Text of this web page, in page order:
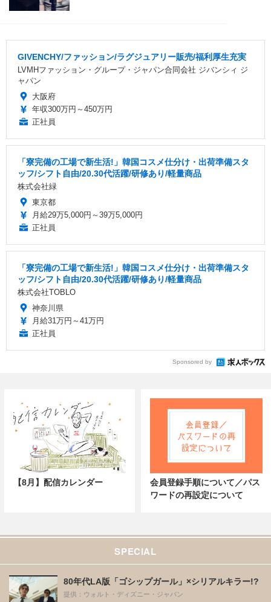
GIVENCHY/ファッション/ラグジュアリー販売/福利厚生充実
LVMHファッション・グループ・ジャパン合同会社 ジバンシィ ジ
ャパン
大阪府
年収300万円～450万円
正社員
「寮完備の工場で新生活!」韓国コスメ仕分け・出荷準備スタ
ッフ/シフト自由/20.30代活躍/研修あり/軽量商品
株式会社緑
東京都
月給29万5,000円～39万5,000円
正社員
「寮完備の工場で新生活!」韓国コスメ仕分け・出荷準備スタ
ッフ/シフト自由/20.30代活躍/研修あり/軽量商品
株式会社TOBLO
神奈川県
月給31万円～41万円
正社員
Sponsored by
【8月】配信カレンダー
会員登録手順について／パス
ワードの再設定について
SPECIAL
80年代LA版「ゴシップガール」×シリアルキラー!?
提供：ウォルト・ディズニー・ジャパン